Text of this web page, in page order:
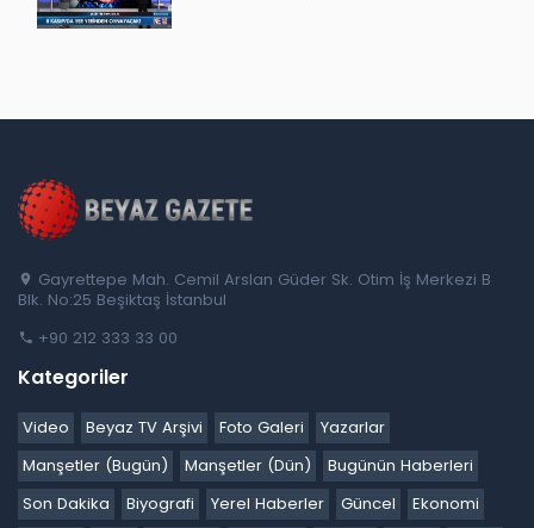
Gayrettepe Mah. Cemil Arslan Güder Sk. Otim İş Merkezi B
Blk. No:25 Beşiktaş İstanbul
+90 212 333 33 00
Kategoriler
Video Beyaz TV Arşivi Foto Galeri
Yazarlar
Manşetler (Bugün)
Manşetler (Dün)
Bugünün Haberleri
Son Dakika
Biyografi Yerel Haberler Güncel
Ekonomi